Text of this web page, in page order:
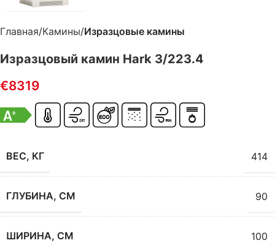
Главная Камины Изразцовые камины
Изразцовый камин Hark 3/223.4
€8319
ВЕС, КГ 414
ГЛУБИНА, СМ 90
ШИРИНА, СМ 100